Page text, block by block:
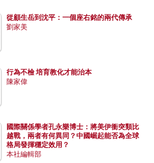
從顧生岳到沈平：一個座右銘的兩代傳承
劉家美
行為不檢 培育教化才能治本
陳家偉
國際關係學者孔永樂博士：將美伊衝突類比
越戰，兩者有何異同？中國崛起能否為全球
格局發揮穩定效用？
本社編輯部